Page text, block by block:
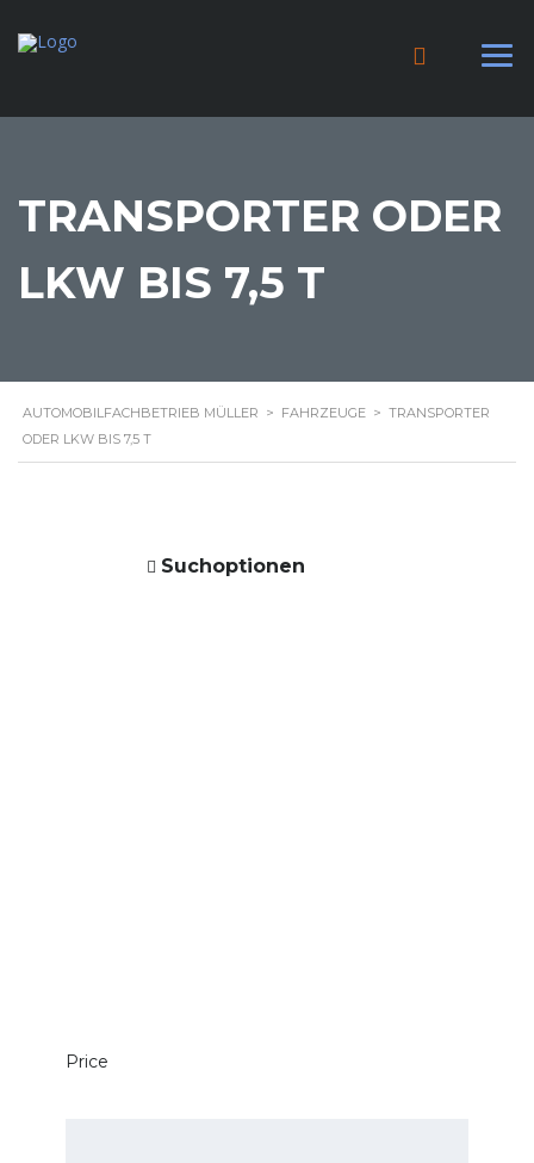
TRANSPORTER ODER
LKW BIS 7,5 T
AUTOMOBILFACHBETRIEB MÜLLER > FAHRZEUGE > TRANSPORTER
ODER LKW BIS 7,5 T
Suchoptionen
Price